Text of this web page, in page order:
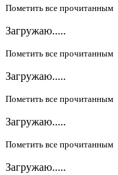
Пометить все прочитанным
Загружаю.....
Пометить все прочитанным
Загружаю.....
Пометить все прочитанным
Загружаю.....
Пометить все прочитанным
Загружаю.....